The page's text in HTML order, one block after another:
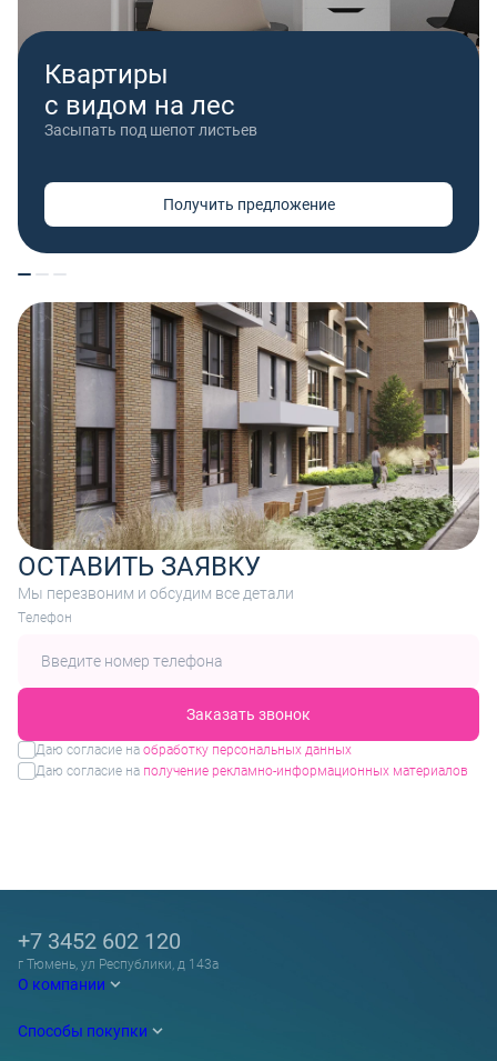
Квартиры
с видом на лес
Засыпать под шепот листьев
Получить предложение
ОСТАВИТЬ ЗАЯВКУ
Мы перезвоним и обсудим все детали
Tелефон
Заказать звонок
Даю согласие наобработку персональных данных
Даю согласие на получение рекламно-информационных материалов
О компании
Способы покупки
+7 3452 602 120
г Тюмень, ул Республики, д 143а